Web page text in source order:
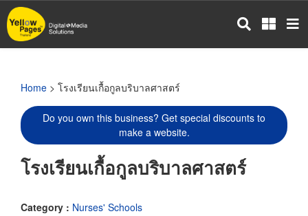
Skip
to
main
Home > โรงเรียนเกื้อกูลบริบาลศาสตร์
Do you own this business? Get special discounts to
make a website.
โรงเรียนเกื้อกูลบริบาลศาสตร์
Category : Nurses' Schools